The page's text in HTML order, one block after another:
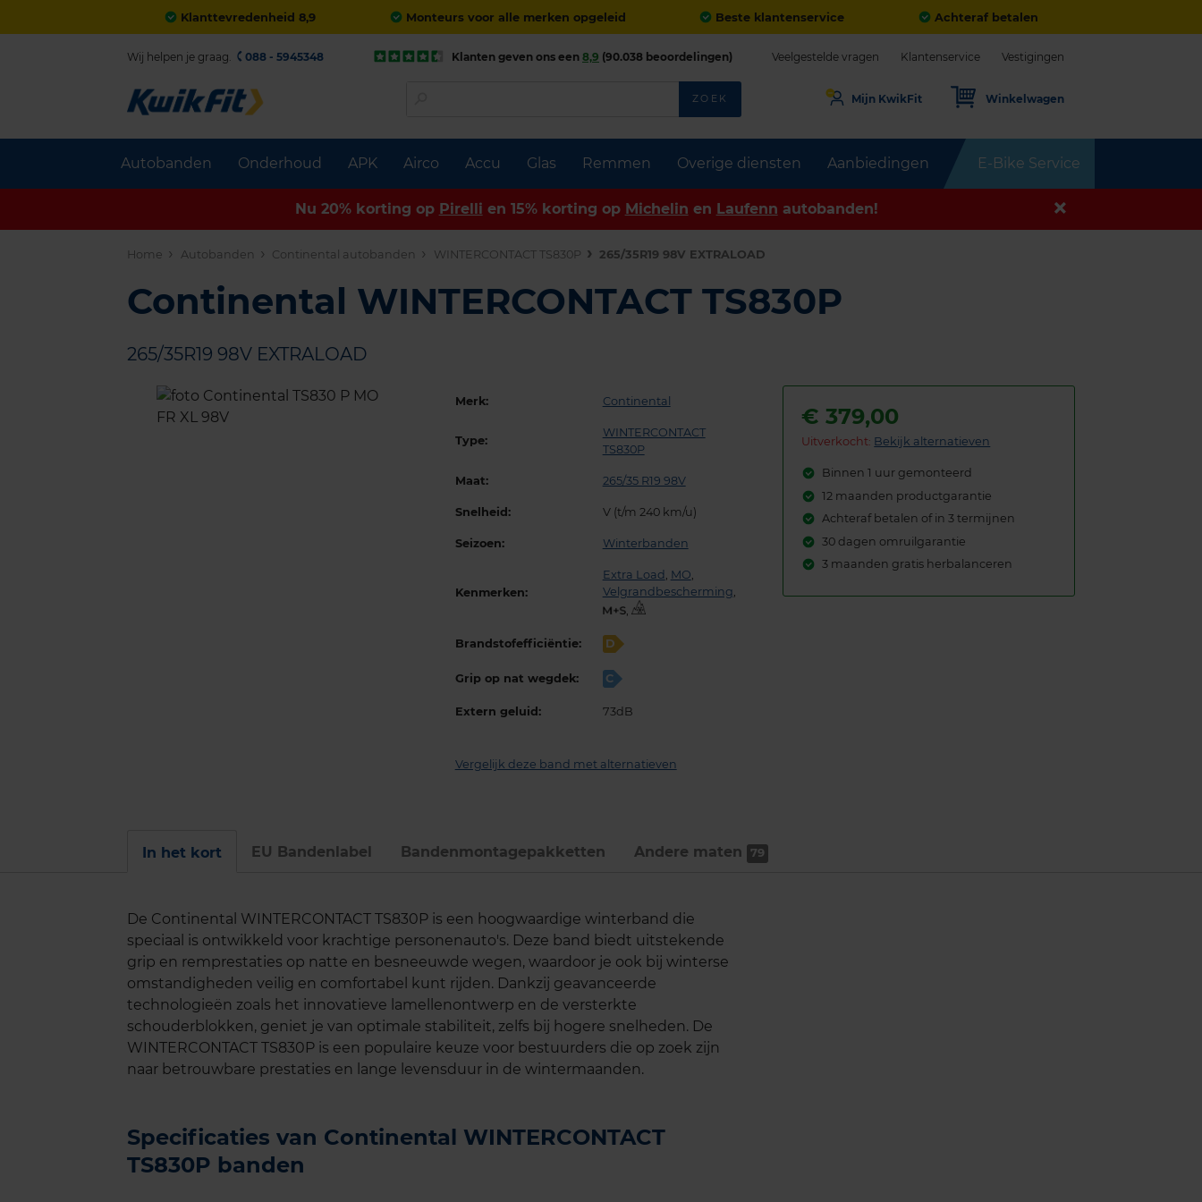
Klanttevredenheid 8,9 Monteurs voor alle merken opgeleid Beste klantenservice Achteraf betalen
Autobanden Onderhoud APK Airco Accu Glas Remmen Overige diensten Aanbiedingen E-Bike Service
Wij helpen je graag. 088 - 5945348 Klanten geven ons een 8,9 (90.038 beoordelingen) Veelgestelde vragen Klantenservice Vestigingen
ZOEK Mijn KwikFit Winkelwagen
Nu 20% korting op Pirelli en 15% korting op Michelin en Laufenn autobanden!
Home Autobanden Continental autobanden WINTERCONTACT TS830P 265/35R19 98V EXTRALOAD
Continental WINTERCONTACT TS830P
265/35R19 98V EXTRALOAD
Merk: Continental
Type:
WINTERCONTACT
TS830P
Maat: 265/35 R19 98V
Snelheid: V (t/m 240 km/u)
Seizoen: Winterbanden
Kenmerken:
Extra Load , MO,
Velgrandbescherming,
,
Brandstofefficiëntie: D
Grip op nat wegdek: C
Extern geluid: 73dB
Vergelijk deze band met alternatieven
€379,00
Uitverkocht: Bekijk alternatieven
Binnen 1 uur gemonteerd
12 maanden productgarantie
Achteraf betalen of in 3 termijnen
30 dagen omruilgarantie
3 maanden gratis herbalanceren
In het kort EU Bandenlabel Bandenmontage­pakketten Andere maten 79
De Continental WINTERCONTACT TS830P is een hoogwaardige winterband die
speciaal is ontwikkeld voor krachtige personenauto's. Deze band biedt uitstekende
grip en remprestaties op natte en besneeuwde wegen, waardoor je ook bij winterse
omstandigheden veilig en comfortabel kunt rijden. Dankzij geavanceerde
technologieën zoals het innovatieve lamellenontwerp en de versterkte
schouderblokken, geniet je van optimale stabiliteit, zelfs bij hogere snelheden. De
WINTERCONTACT TS830P is een populaire keuze voor bestuurders die op zoek zijn
naar betrouwbare prestaties en lange levensduur in de wintermaanden.
Specificaties van Continental WINTERCONTACT
TS830P banden